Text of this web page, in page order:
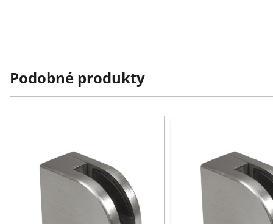
Podobné produkty